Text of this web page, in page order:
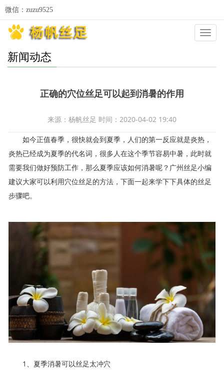
微信：zuzu9525
新闻动态
正确的穴位丝足可以起到消暑的作用
来源：杨帆丝足 时间：2020-04-02 19:40
如今正值春季，很快就会到夏季，人们的第一反应就是炎热，
炎热已经成为夏季的代名词，很多人在这个季节容易中暑，此时就
需要我们做好预防工作，那么夏季应该如何消暑呢？广州丝足小编
建议大家可以利用穴位丝足的方法，下面一起来学下下具体的丝足
步骤吧。
1、夏季消暑可以丝足太冲穴